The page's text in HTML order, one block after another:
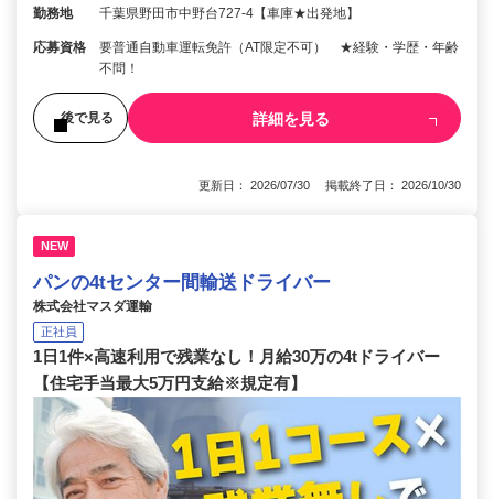
勤務地 千葉県野田市中野台727-4【車庫★出発地】
応募資格
要普通自動車運転免許（AT限定不可） ★経験・学歴・年齢
不問！
後で見る 詳細を見る
更新日： 2026/07/30 掲載終了日： 2026/10/30
NEW
パンの4tセンター間輸送ドライバー
株式会社マスダ運輸
正社員
1日1件×高速利用で残業なし！月給30万の4tドライバー
【住宅手当最大5万円支給※規定有】